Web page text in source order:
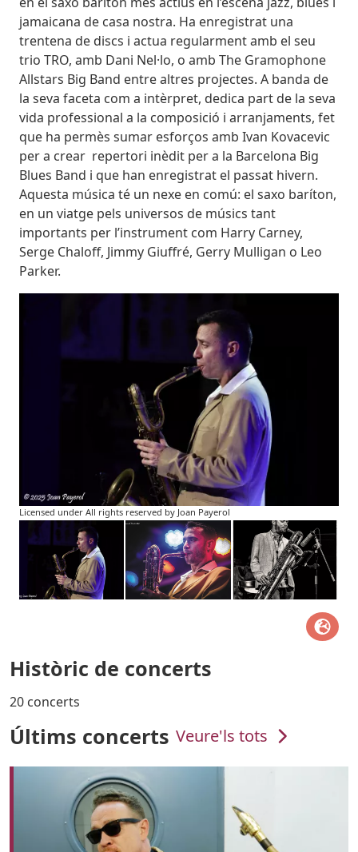
jamaicana de casa nostra. Ha enregistrat una
trentena de discs i actua regularment amb el seu
trio TRO, amb Dani Nel·lo, o amb The Gramophone
Allstars Big Band entre altres projectes. A banda de
la seva faceta com a intèrpret, dedica part de la seva
vida professional a la composició i arranjaments, fet
que ha permès sumar esforços amb Ivan Kovacevic
per a crear repertori inèdit per a la Barcelona Big
Blues Band i que han enregistrat el passat hivern.
Aquesta música té un nexe en comú: el saxo baríton,
en un viatge pels universos de músics tant
importants per l’instrument com Harry Carney,
Serge Chaloff, Jimmy Giuffré, Gerry Mulligan o Leo
Parker.
Licensed under All rights reserved by Joan Payerol
Històric de concerts
20 concerts
Últims concerts Veure'ls tots